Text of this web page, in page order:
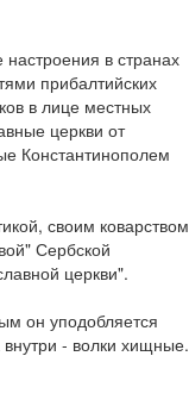
в странах
прибалтийских
в лице местных
церкви от
Константинополем
своим коварством
Сербской
церкви".
он уподобляется
- волки хищные.